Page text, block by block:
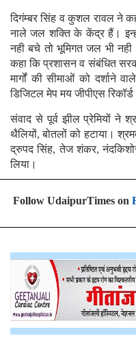
दिगंम्बर सिंह व कुशल रावल ने
नाले जल शक्ति के केंद्र हैं।
नही बचे तो भूमिगत जल भी नही
कहा कि प्रशासन व संबंधित
मार्गों की सीमाओं को दर्शाने
डिजिटल मेप मय जीपीएस
संवाद से पूर्व झील प्रेमियों ने
थैलियों, बोतलों को हटाया।
द्रुपद सिंह, तेज शंकर,
लिया।
Follow UdaipurTimes on